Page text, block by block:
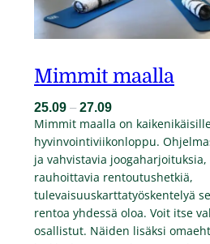
Mimmit maalla
25.09 – 27.09
Mimmit maalla on
hyvinvointiviikonloppu.
ja vahvistavia
rauhoittavia rentoutushetkiä,
tulevaisuuskarttatyöskentelyä
rentoa yhdessä oloa. Voit itse
osallistut. Näiden lisäksi